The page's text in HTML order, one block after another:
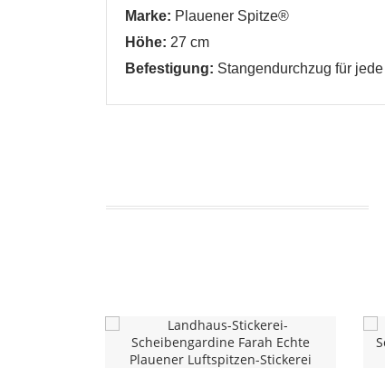
Marke: Plauener Spitze®
Höhe: 27 cm
Befestigung: Stangendurchzug für
Abbrechen